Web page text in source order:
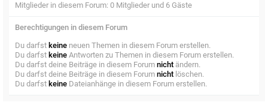
Mitglieder in diesem Forum: 0 Mitglieder und 6 Gäste
Berechtigungen in diesem Forum
Du darfst keine neuen Themen in diesem Forum erstellen.
Du darfst keine Antworten zu Themen in diesem Forum erstellen.
Du darfst deine Beiträge in diesem Forum nicht ändern.
Du darfst deine Beiträge in diesem Forum nicht löschen.
Du darfst keine Dateianhänge in diesem Forum erstellen.